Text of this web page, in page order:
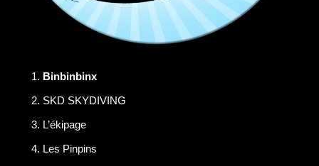
Binbinbinx
SKD SKYDIVING
L’ékipage
Les Pinpins